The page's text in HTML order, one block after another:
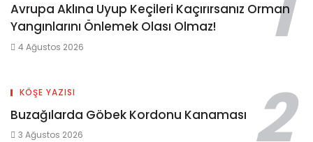
Avrupa Aklına Uyup Keçileri Kaçırırsanız Orman
Yangınlarını Önlemek Olası Olmaz!
4 Ağustos 2026
KÖŞE YAZISI
Buzağılarda Göbek Kordonu Kanaması
3 Ağustos 2026